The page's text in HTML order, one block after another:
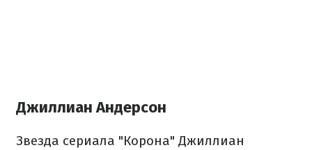
Джиллиан Андерсон
Звезда сериала "Корона" Джиллиан